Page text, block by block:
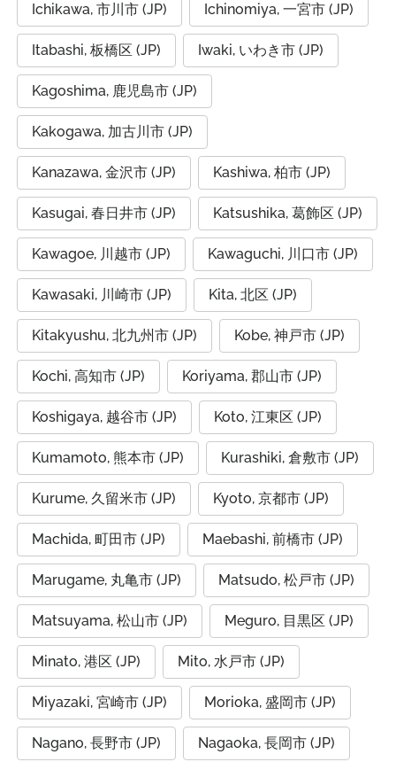
Ichikawa, 市川市 (JP) Ichinomiya, 一宮市 (JP)
Itabashi, 板橋区 (JP) Iwaki, いわき市 (JP)
Kagoshima, 鹿児島市 (JP)
Kakogawa, 加古川市 (JP)
Kanazawa, 金沢市 (JP) Kashiwa, 柏市 (JP)
Kasugai, 春日井市 (JP) Katsushika, 葛飾区 (JP)
Kawagoe, 川越市 (JP) Kawaguchi, 川口市 (JP)
Kawasaki, 川崎市 (JP) Kita, 北区 (JP)
Kitakyushu, 北九州市 (JP) Kobe, 神戸市 (JP)
Kochi, 高知市 (JP) Koriyama, 郡山市 (JP)
Koshigaya, 越谷市 (JP) Koto, 江東区 (JP)
Kumamoto, 熊本市 (JP) Kurashiki, 倉敷市 (JP)
Kurume, 久留米市 (JP) Kyoto, 京都市 (JP)
Machida, 町田市 (JP) Maebashi, 前橋市 (JP)
Marugame, 丸亀市 (JP) Matsudo, 松戸市 (JP)
Matsuyama, 松山市 (JP) Meguro, 目黒区 (JP)
Minato, 港区 (JP) Mito, 水戸市 (JP)
Miyazaki, 宮崎市 (JP) Morioka, 盛岡市 (JP)
Nagano, 長野市 (JP) Nagaoka, 長岡市 (JP)